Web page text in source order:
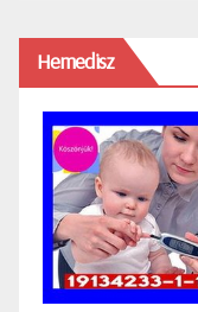
Hemedisz